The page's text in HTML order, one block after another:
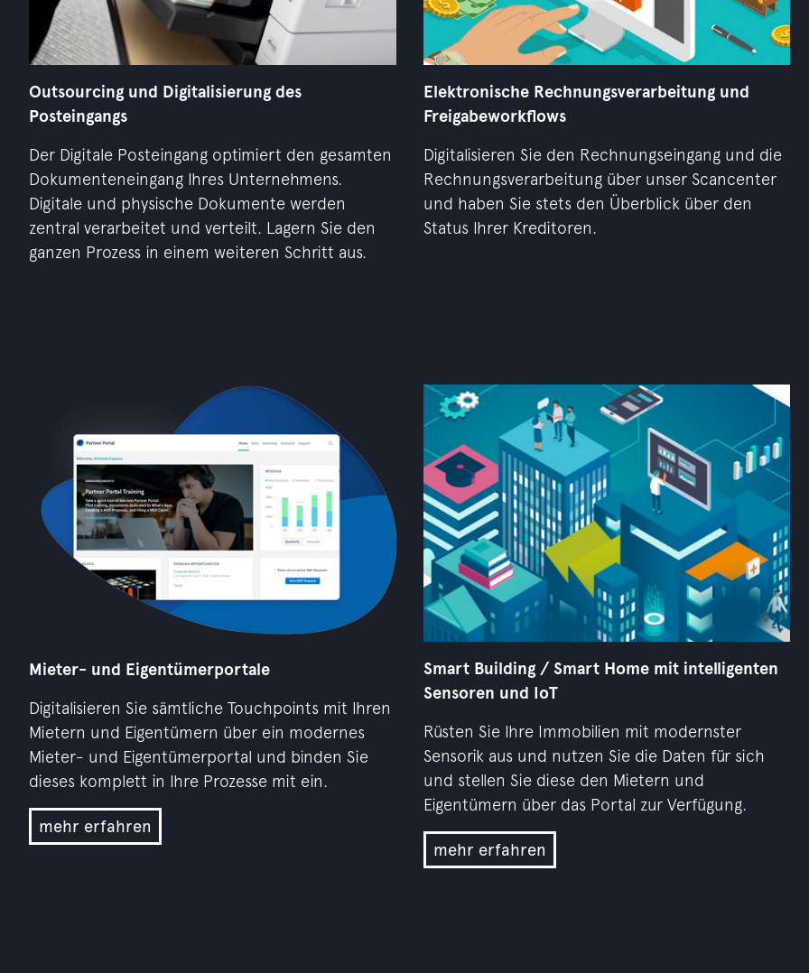
Outsourcing und Digitalisierung des
Posteingangs
Der Digitale Posteingang optimiert den gesamten
Dokumenteneingang Ihres Unternehmens.
Digitale und physische Dokumente werden
zentral verarbeitet und verteilt. Lagern Sie den
ganzen Prozess in einem weiteren Schritt aus.
Elektronische Rechnungsverarbeitung und
Freigabeworkflows
Digitalisieren Sie den Rechnungseingang und die
Rechnungsverarbeitung über unser Scancenter
und haben Sie stets den Überblick über den
Status Ihrer Kreditoren.
Mieter- und Eigentümerportale
Digitalisieren Sie sämtliche Touchpoints mit Ihren
Mietern und Eigentümern über ein modernes
Mieter- und Eigentümerportal und binden Sie
dieses komplett in Ihre Prozesse mit ein.
mehr erfahren
Smart Building / Smart Home mit intelligenten
Sensoren und IoT
Rüsten Sie Ihre Immobilien mit modernster
Sensorik aus und nutzen Sie die Daten für sich
und stellen Sie diese den Mietern und
Eigentümern über das Portal zur Verfügung.
mehr erfahren